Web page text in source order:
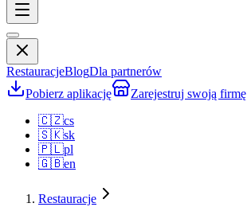
RestauracjeBlogDla partnerów
Pobierz aplikację
Zarejestruj swoją firmę
🇨🇿cs
🇸🇰sk
🇵🇱pl
🇬🇧en
Restauracje